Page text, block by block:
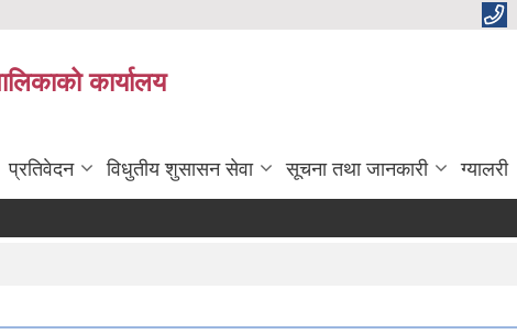
कार्यालय
प्रतिवेदन विधुतीय शुसासन सेवा सूचना तथा जानकारी ग्यालरी